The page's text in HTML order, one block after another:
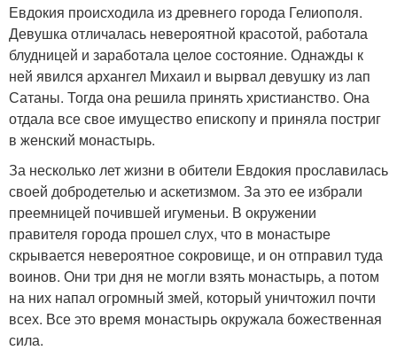
Евдокия происходила из древнего города Гелиополя.
Девушка отличалась невероятной красотой, работала
блудницей и заработала целое состояние. Однажды к
ней явился архангел Михаил и вырвал девушку из лап
Сатаны. Тогда она решила принять христианство. Она
отдала все свое имущество епископу и приняла постриг
в женский монастырь.
За несколько лет жизни в обители Евдокия прославилась
своей добродетелью и аскетизмом. За это ее избрали
преемницей почившей игуменьи. В окружении
правителя города прошел слух, что в монастыре
скрывается невероятное сокровище, и он отправил туда
воинов. Они три дня не могли взять монастырь, а потом
на них напал огромный змей, который уничтожил почти
всех. Все это время монастырь окружала божественная
сила.